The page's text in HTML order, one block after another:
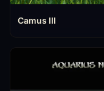
Camus III